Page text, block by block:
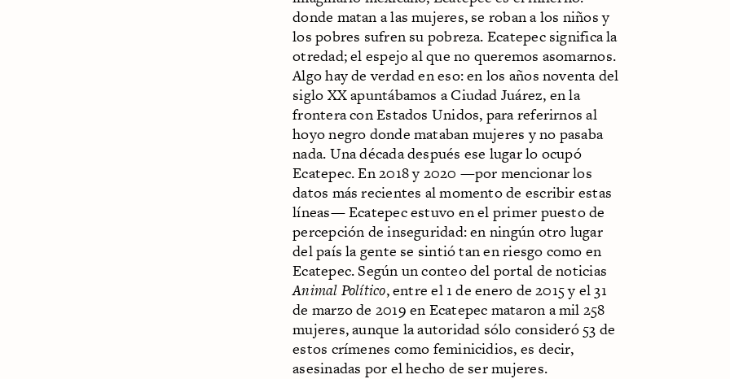
donde matan a las mujeres, se roban a los niños y
los pobres sufren su pobreza. Ecatepec significa la
otredad; el espejo al que no queremos asomarnos.
Algo hay de verdad en eso: en los años noventa del
siglo XX apuntábamos a Ciudad Juárez, en la
frontera con Estados Unidos, para referirnos al
hoyo negro donde mataban mujeres y no pasaba
nada. Una década después ese lugar lo ocupó
Ecatepec. En 2018 y 2020 —por mencionar los
datos más recientes al momento de escribir estas
líneas— Ecatepec estuvo en el primer puesto de
percepción de inseguridad: en ningún otro lugar
del país la gente se sintió tan en riesgo como en
Ecatepec. Según un conteo del portal de noticias
Animal Político, entre el 1 de enero de 2015 y el 31
de marzo de 2019 en Ecatepec mataron a mil 258
mujeres, aunque la autoridad sólo consideró 53 de
estos crímenes como feminicidios, es decir,
asesinadas por el hecho de ser mujeres.